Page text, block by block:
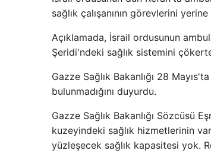
sağlık çalışanının görevlerini
Açıklamada, İsrail ordusunun
Şeridi'ndeki sağlık sistemini
Gazze Sağlık Bakanlığı 28
bulunmadığını duyurdu.
Gazze Sağlık Bakanlığı Sözcüsü
kuzeyindeki sağlık hizmetlerinin
yüzleşecek sağlık kapasitesi yok.